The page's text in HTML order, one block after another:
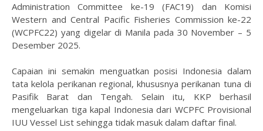
Administration Committee ke-19 (FAC19) dan Komisi
Western and Central Pacific Fisheries Commission ke-22
(WCPFC22) yang digelar di Manila pada 30 November – 5
Desember 2025.
Capaian ini semakin menguatkan posisi Indonesia dalam
tata kelola perikanan regional, khususnya perikanan tuna di
Pasifik Barat dan Tengah. Selain itu, KKP berhasil
mengeluarkan tiga kapal Indonesia dari WCPFC Provisional
IUU Vessel List sehingga tidak masuk dalam daftar final.